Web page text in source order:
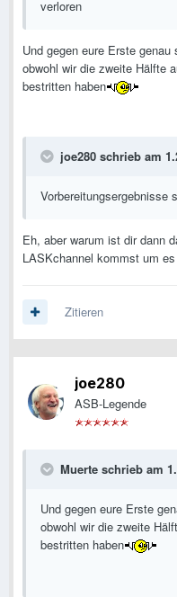
verloren
Und gegen eure Erste
obwohl wir die zweite Hälfte
bestritten haben
joe280 schrieb am
Vorbereitungsergebnisse
Eh, aber warum ist dir dann
LASKchannel kommst um
Zitieren
joe280
ASB-Legende
Muerte schrieb am
Und gegen eure Erste
obwohl wir die zweite
bestritten haben